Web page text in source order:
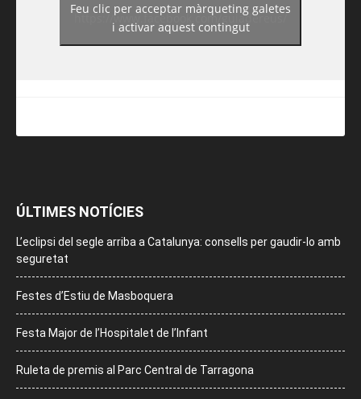
https://www.facebook.com/guiadereus/
Feu clic per acceptar màrqueting galetes
i activar aquest contingut
ÚLTIMES NOTÍCIES
L’eclipsi del segle arriba a Catalunya: consells per gaudir-lo amb
seguretat
Festes d’Estiu de Masboquera
Festa Major de l’Hospitalet de l’Infant
Ruleta de premis al Parc Central de Tarragona